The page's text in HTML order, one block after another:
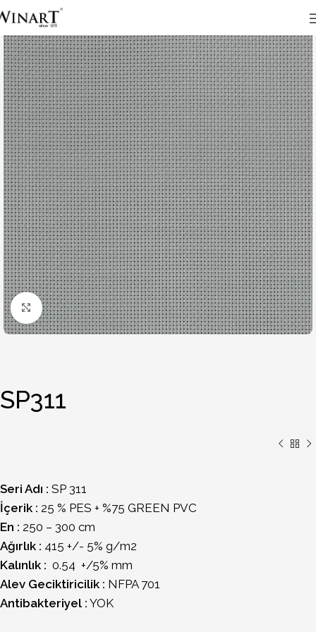
Click to enlarge
SP311
Seri Adı : SP 311
İçerik : 25 % PES + %75 GREEN PVC
En : 250 – 300 cm
Ağırlık : 415 +/- 5% g/m2
Kalınlık : 0.54 +/5% mm
Alev Geciktiricilik : NFPA 701
Antibakteriyel : YOK